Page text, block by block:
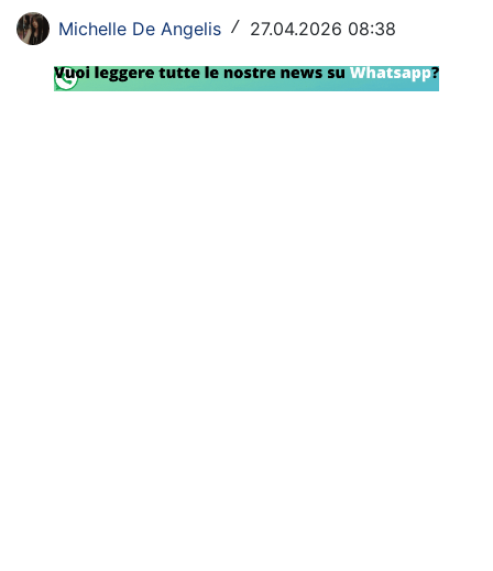
Tennis
Vela
Michelle De Angelis / 27.04.2026 08:38